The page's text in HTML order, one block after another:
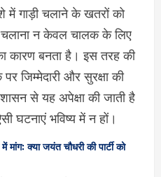
गाड़ी चलाने के खतरों को
न केवल चालक के लिए
कारण बनता है। इस तरह की
जिम्मेदारी और सुरक्षा की
से यह अपेक्षा की जाती है
घटनाएं भविष्य में न हों।
मांग: क्या जयंत चौधरी की पार्टी को